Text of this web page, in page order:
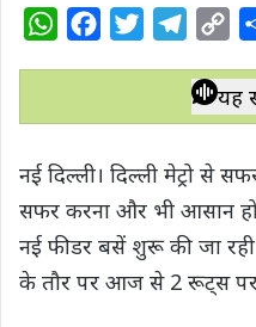
W
t
A
p
p
e
o
o
k
t
t
e
r
l
e
g
r
a
m
p
y
i
n
k
यह
नई दिल्ली। दिल्ली मेट्रो से
सफर करना और भी आसान
नई फीडर बसें शुरू की जा रही
के तौर पर आज से 2 रूट्स पर